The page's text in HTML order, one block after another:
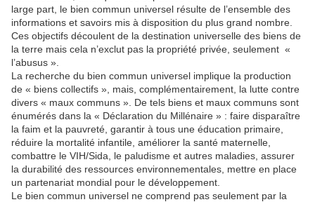
large part, le bien commun universel résulte de l’ensemble des
informations et savoirs mis à disposition du plus grand nombre.
Ces objectifs découlent de la destination universelle des biens de
la terre mais cela n’exclut pas la propriété privée, seulement «
l’abusus ».
La recherche du bien commun universel implique la production
de « biens collectifs », mais, complémentairement, la lutte contre
divers « maux communs ». De tels biens et maux communs sont
énumérés dans la « Déclaration du Millénaire » : faire disparaître
la faim et la pauvreté, garantir à tous une éducation primaire,
réduire la mortalité infantile, améliorer la santé maternelle,
combattre le VIH/Sida, le paludisme et autres maladies, assurer
la durabilité des ressources environnementales, mettre en place
un partenariat mondial pour le développement.
Le bien commun universel ne comprend pas seulement par la